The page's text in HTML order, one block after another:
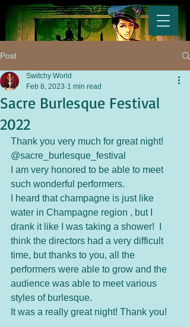
Post
Sacre Burlesque Festival
2022
Switchy World
Feb 8, 2023 1 min read
Thank you very much for great night!
@sacre_burlesque_festival
I am very honored to be able to meet
such wonderful performers.
I heard that champagne is just like
water in Champagne region , but I
drank it like I was taking a shower!  I
think the directors had a very difficult
time, but thanks to you, all the
performers were able to grow and the
audience was able to meet various
styles of burlesque.
It was a really great night! Thank you!